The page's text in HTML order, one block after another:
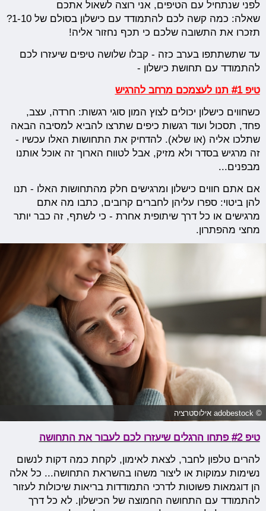
לפני שנתחיל עם הטיפים, אני רוצה לשאול אתכם
שאלה: כמה קשה לכם להתמודד עם כישלון בסולם של 1-10?
תזכרו את התשובה שלכם כי תכף נחזור אליה!
עד שתשתתפו בערב כזה - קבלו שלושה טיפים שיעזרו לכם
להתמודד עם תחושת כישלון -
טיפ #1 תנו לעצמכם מרחב להרגיש
כשחווים כישלון יכולים לצוץ המון סוגי רגשות: חרדה, עצב,
פחד, תסכול ועוד רגשות כיפים שתרצו להביא למסיבה הבאה
שתלכו אליה (או שלא). להדחיק את התחושות האלו עכשיו -
זה מרגיש בסדר ולא מזיק, אבל לטווח הארוך זה אוכל אותנו
מבפנים...
אם אתם חווים כישלון ומרגישים חלק מהתחושות האלו - תנו
להן ביטוי: ספרו עליהן לחברים קרובים, כתבו מה אתם
מרגישים או כל דרך שיתופית אחרת - כי לשתף, זה כבר יותר
מחצי מהפתרון.
© adobestock אילוסטרציה
טיפ #2 פתחו הרגלים שיעזרו לכם לעבור את התחושה
להרים טלפון לחבר, לצאת לאימון, לקחת כמה דקות לנשום
נשימות עמוקות או ליצור משהו בהשראת התחושה... כל אלה
הן דוגמאות פשוטות לדרכי התמודדות בריאות שיכולות לעזור
להתמודד עם התחושה החמוצה של הכישלון. לא כל דרך